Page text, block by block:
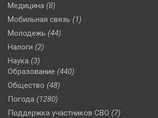
Медицина (8)
Мобильная связь (1)
Молодежь (44)
Налоги (2)
Наука (3)
Образование (440)
Общество (48)
Погода (1280)
Поддержка участников СВО (7)